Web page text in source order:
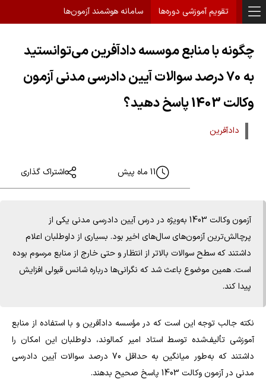
تقویم آموزشی دوره‌ها سامانه هوشمند آزمون‌ها
چگونه با منابع موسسه دادآفرین می‌توانستید
به 70 درصد سوالات آیین دادرسی مدنی آزمون
وکالت 1403 پاسخ دهید؟
دادآفرین
11 ماه پیش اشتراک گذاری
آزمون وکالت 1403 به‌ویژه در درس آیین دادرسی مدنی یکی از
پرچالش‌ترین آزمون‌های سال‌های اخیر بود. بسیاری از داوطلبان اعلام
داشتند که سطح سوالات بالاتر از انتظار و حتی خارج از منابع مرسوم بوده
است. همین موضوع باعث شد که نگرانی‌ها درباره شانس قبولی افزایش
پیدا کند.
نکته جالب توجه این است که در مؤسسه دادآفرین و با استفاده از منابع
آموزشی تألیف‌شده توسط استاد امیر کمالوند، داوطلبان این امکان را
داشتند که به‌طور میانگین به حداقل 70 درصد سوالات آیین دادرسی
مدنی در آزمون وکالت 1403 پاسخ صحیح بدهند.